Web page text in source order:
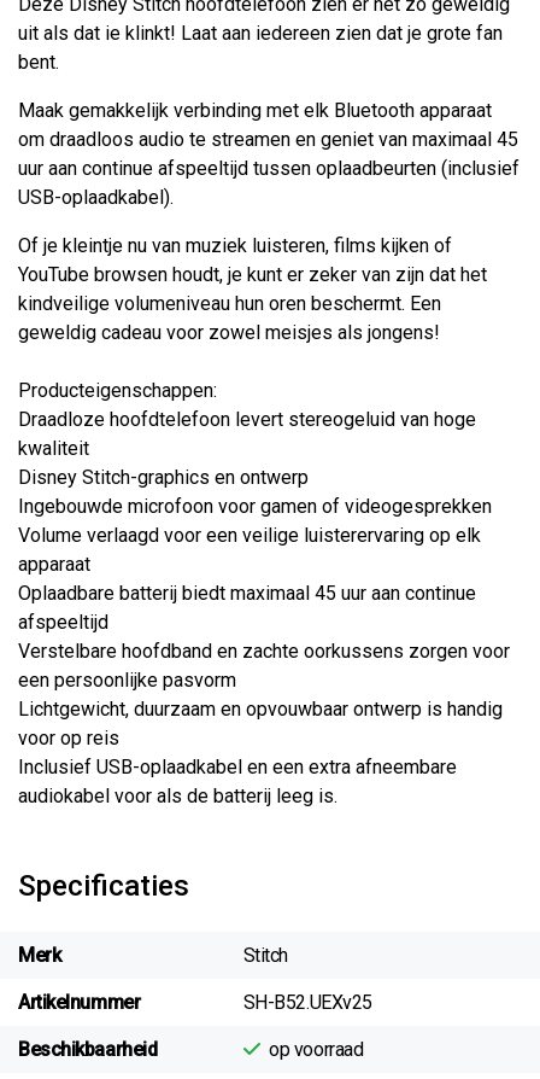
uit als dat ie klinkt! Laat aan iedereen zien dat je grote fan
bent.
Maak gemakkelijk verbinding met elk Bluetooth apparaat
om draadloos audio te streamen en geniet van maximaal 45
uur aan continue afspeeltijd tussen oplaadbeurten (inclusief
USB-oplaadkabel).
Of je kleintje nu van muziek luisteren, films kijken of
YouTube browsen houdt, je kunt er zeker van zijn dat het
kindveilige volumeniveau hun oren beschermt. Een
geweldig cadeau voor zowel meisjes als jongens!
Producteigenschappen:
Draadloze hoofdtelefoon levert stereogeluid van hoge
kwaliteit
Disney Stitch-graphics en ontwerp
Ingebouwde microfoon voor gamen of videogesprekken
Volume verlaagd voor een veilige luisterervaring op elk
apparaat
Oplaadbare batterij biedt maximaal 45 uur aan continue
afspeeltijd
Verstelbare hoofdband en zachte oorkussens zorgen voor
een persoonlijke pasvorm
Lichtgewicht, duurzaam en opvouwbaar ontwerp is handig
voor op reis
Inclusief USB-oplaadkabel en een extra afneembare
audiokabel voor als de batterij leeg is.
Specificaties
Merk Stitch
Artikelnummer SH-B52.UEXv25
Beschikbaarheid op voorraad